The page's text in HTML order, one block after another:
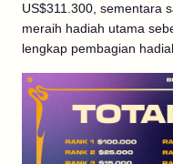
US$311.300, sementara
meraih hadiah utama
lengkap pembagian